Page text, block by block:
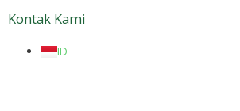
Kontak Kami
ID